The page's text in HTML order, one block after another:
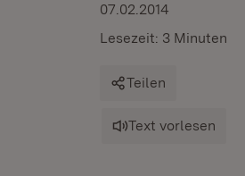
07.02.2014
Lesezeit: 3 Minuten
Teilen
Text vorlesen